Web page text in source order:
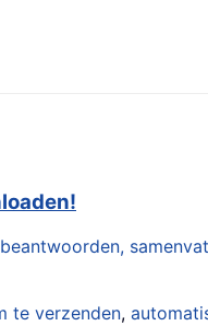
te verzenden,